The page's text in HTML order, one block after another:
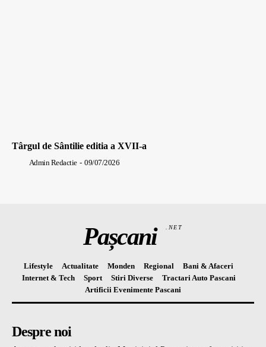
Târgul de Sântilie editia a XVII-a
Admin Redactie - 09/07/2026
Pașcani .NET
Lifestyle Actualitate Monden Regional
Bani & Afaceri
Internet & Tech
Sport Stiri Diverse
Tractari Auto Pascani
Artificii Evenimente Pascani
Despre noi